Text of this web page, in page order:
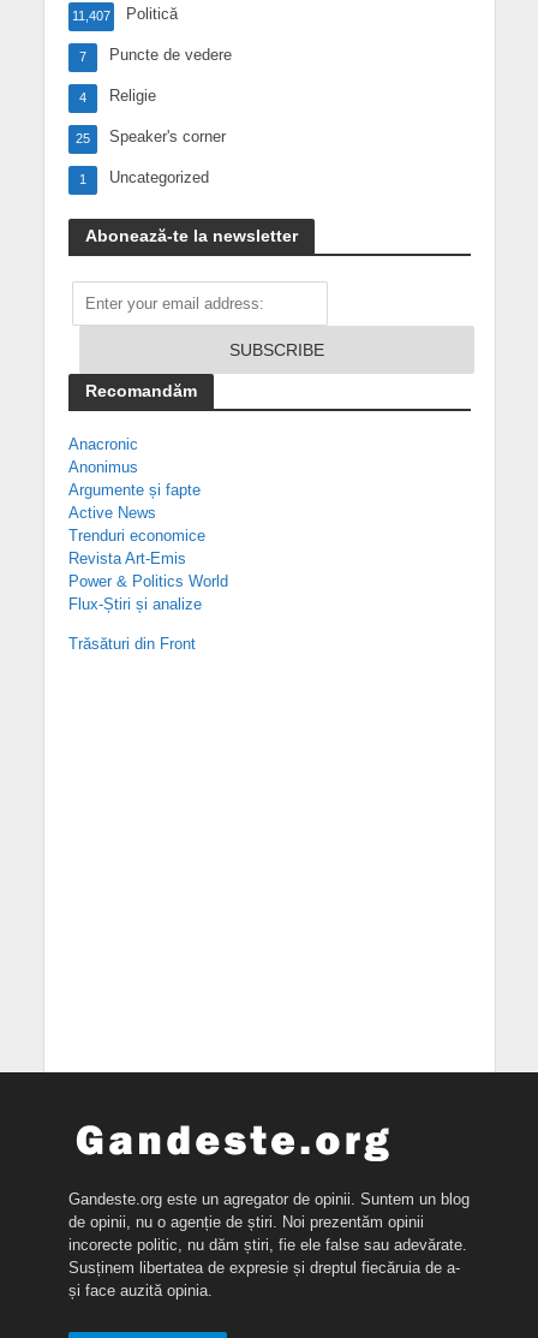
Politică
11,407
Puncte de vedere
7
Religie
4
Speaker's corner
25
Uncategorized
1
Abonează-te la newsletter
Recomandăm
Anacronic
Anonimus
Argumente și fapte
Active News
Trenduri economice
Revista Art-Emis
Power & Politics World
Flux-Știri și analize
Trăsături din Front
Gandeste.org este un agregator de opinii. Suntem un blog
de opinii, nu o agenție de știri. Noi prezentăm opinii
incorecte politic, nu dăm știri, fie ele false sau adevărate.
Susținem libertatea de expresie și dreptul fiecăruia de a-
și face auzită opinia.